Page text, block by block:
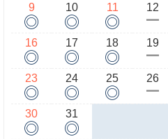
9
◎
10
◎
11
◎
12
ー
16
◎
17
◎
18
◎
19
ー
23
◎
24
◎
25
◎
26
ー
30
◎
31
◎